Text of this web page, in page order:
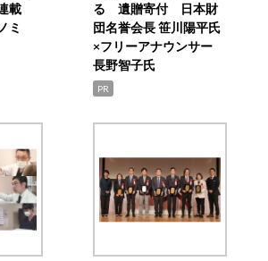
載
ミ
る 遺贈寄付 日本財
団名誉会長 笹川陽平氏
×フリーアナウンサー
長野智子氏
PR